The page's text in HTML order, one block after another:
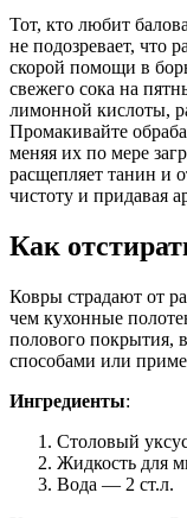
Тот, кто любит
не подозревает, что
скорой помощи в
свежего сока на
лимонной кислоты,
Промакивайте
меняя их по мере
расщепляет танин и
чистоту и придавая
Как
Ковры страдают от
чем кухонные
полового покрытия,
способами или
Ингредиенты:
Столовый
Жидкость для
Вода — 2 ст.л.